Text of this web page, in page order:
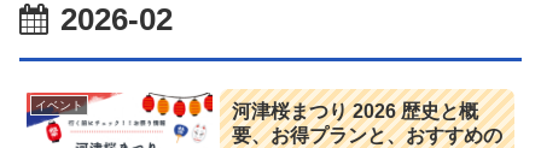
2026-02
イベント
河津桜まつり 2026 歴史と概
要、お得プランと、おすすめの